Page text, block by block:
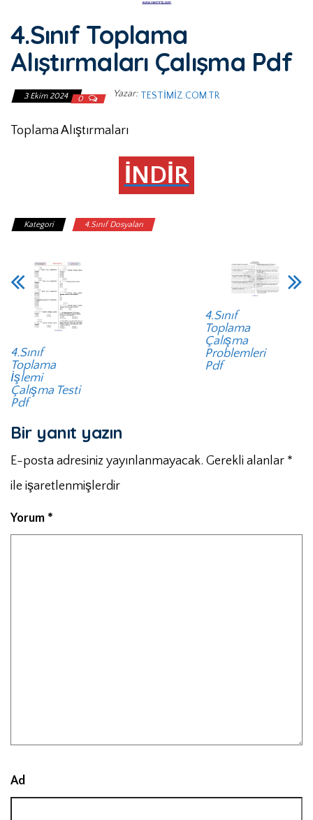
4.Sınıf Toplama
Alıştırmaları Çalışma Pdf
3 Ekim 2024 0 Yazar: TESTIMIZ.COM.TR
Toplama Alıştırmaları
İNDİR
Kategori 4.Sınıf Dosyaları
4.Sınıf
Toplama
İşlemi
Çalışma Testi
Pdf
4.Sınıf
Toplama
Çalışma
Problemleri
Pdf
Bir yanıt yazın
E-posta adresiniz yayınlanmayacak. Gerekli alanlar *
ile işaretlenmişlerdir
Yorum *
Ad